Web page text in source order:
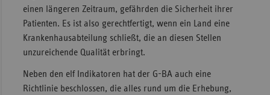
einen längeren Zeitraum, gefährden die Sicherheit ihrer
Patienten. Es ist also gerechtfertigt, wenn ein Land eine
Krankenhausabteilung schließt, die an diesen Stellen
unzureichende Qualität erbringt.
Neben den elf Indikatoren hat der G-BA auch eine
Richtlinie beschlossen, die alles rund um die Erhebung,